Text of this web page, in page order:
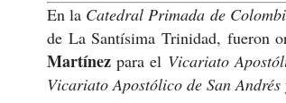
En la Catedral Primada de
de La Santísima Trinidad, fueron
Martínez para el Vicariato
Vicariato Apostólico de San